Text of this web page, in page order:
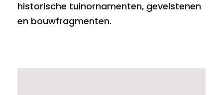
historische tuinornamenten, gevelstenen
en bouwfragmenten.